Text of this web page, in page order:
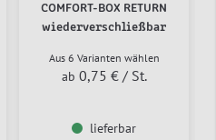
COMFORT-BOX RETURN
wiederverschließbar
Aus 6 Varianten wählen
ab 0,75 € / St.
lieferbar